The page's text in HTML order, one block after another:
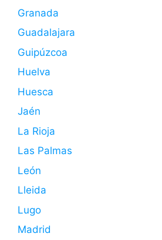
Granada
Guadalajara
Guipúzcoa
Huelva
Huesca
Jaén
La Rioja
Las Palmas
León
Lleida
Lugo
Madrid